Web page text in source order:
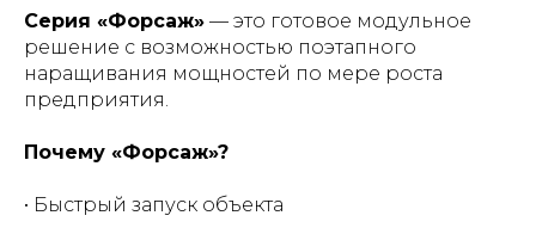
Серия «Форсаж» — это готовое модульное
решение с возможностью поэтапного
наращивания мощностей по мере роста
предприятия.
Почему «Форсаж»?
• Быстрый запуск объекта